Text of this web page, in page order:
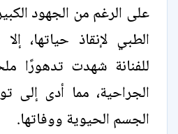
على الرغم من الجهود
الطبي لإنقاذ حياتها،
للفنانة شهدت تدهورًا
الجراحية، مما أدى
الجسم الحيوية ووفاتها.